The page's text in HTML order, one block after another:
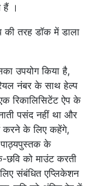
।
की तरह डॉक में डाला
उपयोग किया है,
नंबर के साथ हेल्प
रिकालिसिटेंट ऐप के
पसंद नहीं था और
करने के लिए कहेंगे,
पाठ्यपुस्तक के
छवि को माउंट करती
संबंधित एप्लिकेशन